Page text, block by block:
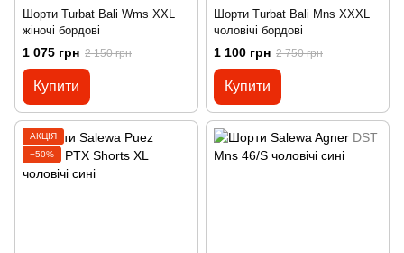
Шорти Turbat Bali Wms XXL
жіночі бордові
1 075 грн 2 150 грн
Купити
Шорти Turbat Bali Mns XXXL
чоловічі бордові
1 100 грн 2 750 грн
Купити
АКЦІЯ
−50%